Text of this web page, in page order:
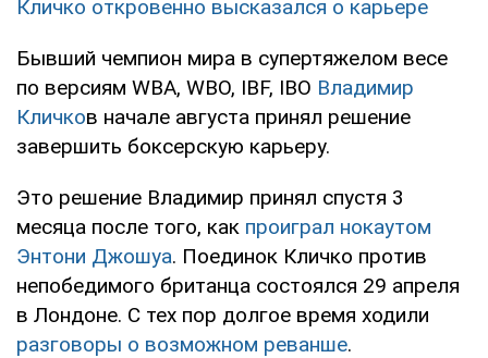
Кличко откровенно высказался о карьере
Бывший чемпион мира в супертяжелом весе
по версиям WBA, WBO, IBF, IBO Владимир
Кличков начале августа принял решение
завершить боксерскую карьеру.
Это решение Владимир принял спустя 3
месяца после того, как проиграл нокаутом
Энтони Джошуа. Поединок Кличко против
непобедимого британца состоялся 29 апреля
в Лондоне. С тех пор долгое время ходили
разговоры о возможном реванше.